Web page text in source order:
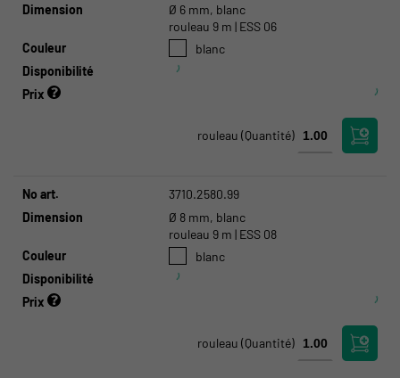
Dimension
Ø 6 mm, blanc
rouleau 9 m | ESS 06
Couleur
blanc
Disponibilité
Prix
rouleau (Quantité)
No art.
3710.2580.99
Dimension
Ø 8 mm, blanc
rouleau 9 m | ESS 08
Couleur
blanc
Disponibilité
Prix
rouleau (Quantité)